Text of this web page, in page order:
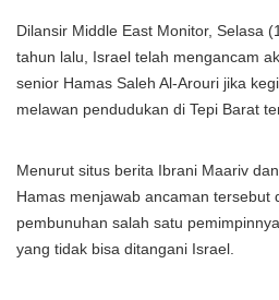
Dilansir Middle East Monitor, Selasa
tahun lalu, Israel telah mengancam
senior Hamas Saleh Al-Arouri jika
melawan pendudukan di Tepi Barat
Menurut situs berita Ibrani Maariv
Hamas menjawab ancaman tersebut
pembunuhan salah satu
yang tidak bisa ditangani Israel.